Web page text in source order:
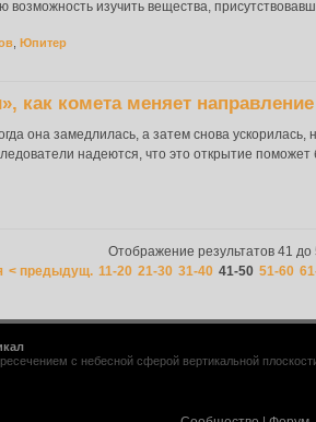
изучить вещества,
Юпитер
как комета меняет
она замедлилась, а затем снова
надеются, что это открытие поможет
Отображение результатов 41 до
< предыдущ. 11-20 21-30 31-40 41-50 51-60
с небесной сферой вертикальной